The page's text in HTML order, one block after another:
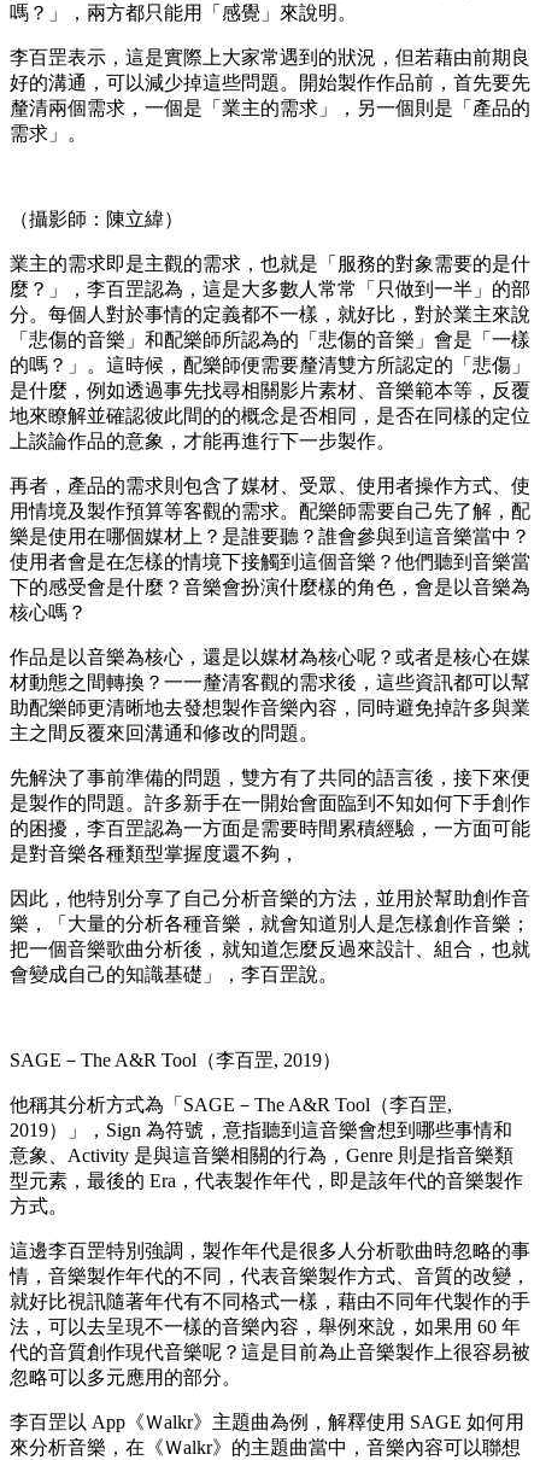
嗎？」，兩方都只能用「感覺」來說明。
李百罡表示，這是實際上大家常遇到的狀況，但若藉由前期良
好的溝通，可以減少掉這些問題。開始製作作品前，首先要先
釐清兩個需求，一個是「業主的需求」，另一個則是「產品的
需求」。
（攝影師：陳立緯）
業主的需求即是主觀的需求，也就是「服務的對象需要的是什
麼？」，李百罡認為，這是大多數人常常「只做到一半」的部
分。每個人對於事情的定義都不一樣，就好比，對於業主來說
「悲傷的音樂」和配樂師所認為的「悲傷的音樂」會是「一樣
的嗎？」。這時候，配樂師便需要釐清雙方所認定的「悲傷」
是什麼，例如透過事先找尋相關影片素材、音樂範本等，反覆
地來瞭解並確認彼此間的的概念是否相同，是否在同樣的定位
上談論作品的意象，才能再進行下一步製作。
再者，產品的需求則包含了媒材、受眾、使用者操作方式、使
用情境及製作預算等客觀的需求。配樂師需要自己先了解，配
樂是使用在哪個媒材上？是誰要聽？誰會參與到這音樂當中？
使用者會是在怎樣的情境下接觸到這個音樂？他們聽到音樂當
下的感受會是什麼？音樂會扮演什麼樣的角色，會是以音樂為
核心嗎？
作品是以音樂為核心，還是以媒材為核心呢？或者是核心在媒
材動態之間轉換？一一釐清客觀的需求後，這些資訊都可以幫
助配樂師更清晰地去發想製作音樂內容，同時避免掉許多與業
主之間反覆來回溝通和修改的問題。
先解決了事前準備的問題，雙方有了共同的語言後，接下來便
是製作的問題。許多新手在一開始會面臨到不知如何下手創作
的困擾，李百罡認為一方面是需要時間累積經驗，一方面可能
是對音樂各種類型掌握度還不夠，
因此，他特別分享了自己分析音樂的方法，並用於幫助創作音
樂，「大量的分析各種音樂，就會知道別人是怎樣創作音樂；
把一個音樂歌曲分析後，就知道怎麼反過來設計、組合，也就
會變成自己的知識基礎」，李百罡說。
SAGE－The A&R Tool（李百罡, 2019）
他稱其分析方式為「SAGE－The A&R Tool（李百罡,
2019）」，Sign 為符號，意指聽到這音樂會想到哪些事情和
意象、Activity 是與這音樂相關的行為，Genre 則是指音樂類
型元素，最後的 Era，代表製作年代，即是該年代的音樂製作
方式。
這邊李百罡特別強調，製作年代是很多人分析歌曲時忽略的事
情，音樂製作年代的不同，代表音樂製作方式、音質的改變，
就好比視訊隨著年代有不同格式一樣，藉由不同年代製作的手
法，可以去呈現不一樣的音樂內容，舉例來說，如果用 60 年
代的音質創作現代音樂呢？這是目前為止音樂製作上很容易被
忽略可以多元應用的部分。
李百罡以 App《Ｗalkr》主題曲為例，解釋使用 SAGE 如何用
來分析音樂，在《Ｗalkr》的主題曲當中，音樂內容可以聯想